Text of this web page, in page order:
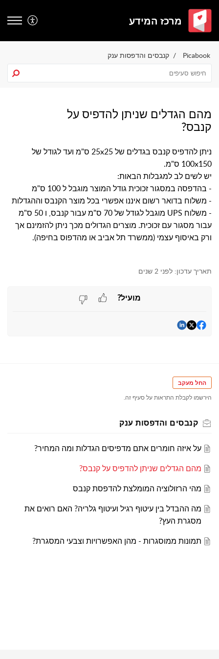
מרכז המידע
Picabook קנבסים והדפסות ענק
מהם הגדלים שניתן להדפיס על
קנבס?
ניתן להדפיס קנבס בגדלים של 25x25 ס"מ ועד לגודל של
100x150 ס"מ.
יש לשים לב למגבלות הבאות:
- בהדפסה במסגור זכוכית גודל המוצר מוגבל ל 100 ס"מ
- משלוח בדואר רשום איננו אפשרי בכל מוצר הקנבס וההגדלות
- משלוח UPS מוגבל לגודל של 70 ס"מ עבור קנבס, ו 50 ס"מ
עבור מסגור עם זכוכית. מוצרים הגדולים מכך ניתן להזמינם אך
ורק באיסוף עצמי (ממשרד תל אביב או מהדפוס בחיפה).
תאריך עדכון: לפני 2 שנים
מועיל?
החל מעקב
הירשמו לקבלת התראות על סעיף זה.
קנבסים והדפסות ענק
על איזה חומרים אתם מדפיסים הגדלות ומה המחיר?
מהם הגדלים שניתן להדפיס על קנבס?
מהי הרזולוציה המומלצת להדפסת קנבס
מה ההבדל בין עיטוף רגיל ועיטוף גלריה? האם רואים את
מסגרת העץ?
תמונות ממוסגרות - מהן האפשרויות וצבעי המסגרת?